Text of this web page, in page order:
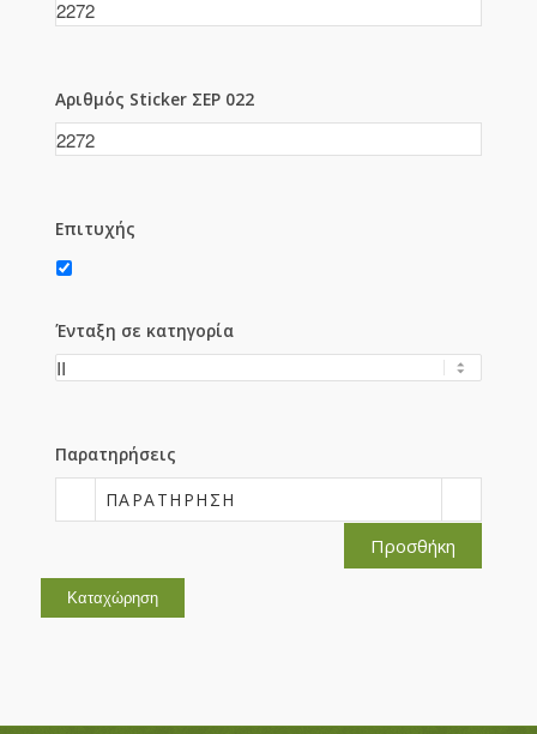
Αριθμός Sticker ΣΕΡ 022
Επιτυχής
Ένταξη σε κατηγορία
Παρατηρήσεις
ΠΑΡΑΤΉΡΗΣΗ
Προσθήκη